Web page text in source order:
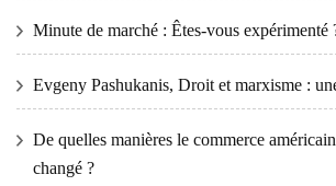
Minute de marché : Êtes-vous expérimenté
Evgeny Pashukanis, Droit et marxisme :
De quelles manières le commerce
changé ?